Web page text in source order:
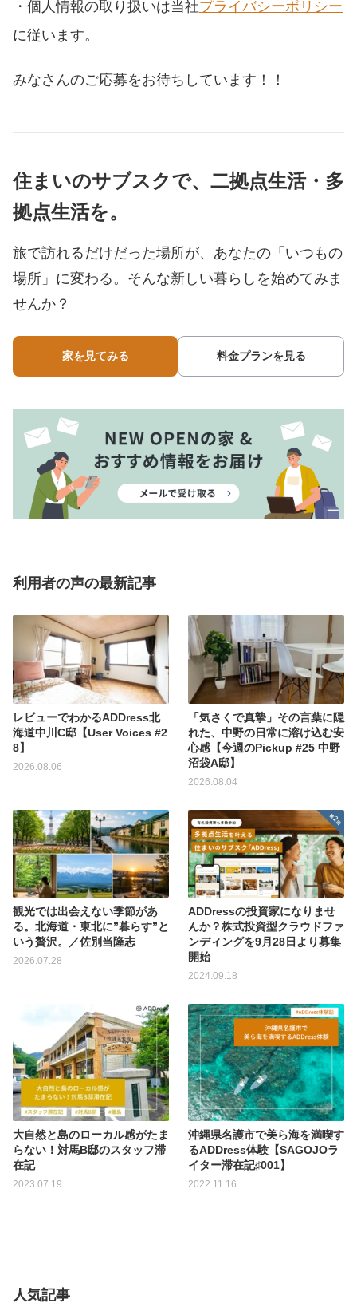
・個人情報の取り扱いは当社プライバシーポリシー
に従います。
みなさんのご応募をお待ちしています！！
住まいのサブスクで、二拠点生活・多
拠点生活を。
旅で訪れるだけだった場所が、あなたの「いつもの
場所」に変わる。 そんな新しい暮らしを始めてみま
せんか？
家を見てみる 料金プランを見る
利用者の声の最新記事
レビューでわかるADDress北
海道中川C邸【User Voices #2
8】
2026.08.06
「気さくで真摯」その言葉に隠
れた、中野の日常に溶け込む安
心感【今週のPickup #25 中野
沼袋A邸】
2026.08.04
観光では出会えない季節があ
る。北海道・東北に”暮らす”と
いう贅沢。／佐別当隆志
2026.07.28
ADDressの投資家になりませ
んか？株式投資型クラウドファ
ンディングを9月28日より募集
開始
2024.09.18
大自然と島のローカル感がたま
らない！対馬B邸のスタッフ滞
在記
2023.07.19
沖縄県名護市で美ら海を満喫す
るADDress体験【SAGOJOラ
イター滞在記♯001】
2022.11.16
人気記事